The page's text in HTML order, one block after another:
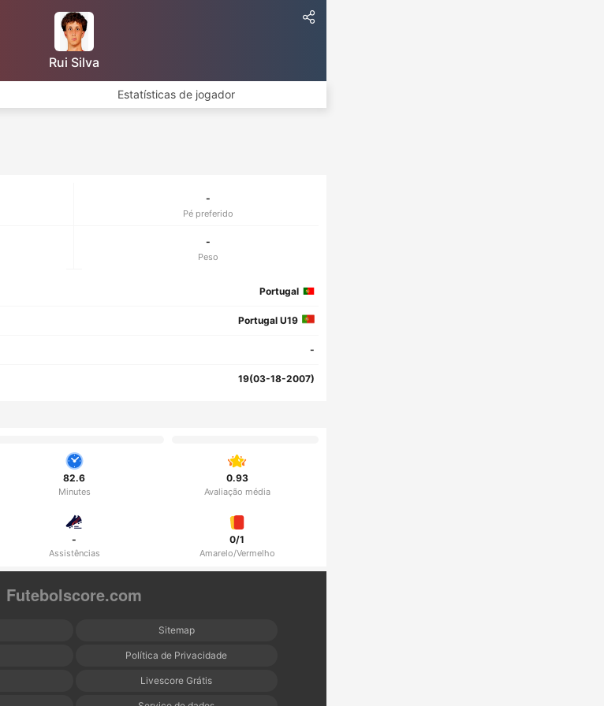
Rui Silva
Estatísticas de jogador
-
Pé preferido
-
Peso
Portugal
Portugal U19
-
19(03-18-2007)
82.6
Minutes
0.93
Avaliação média
-
Assistências
0/1
Amarelo/Vermelho
Futebolscore.com
Sitemap
Política de Privacidade
Livescore Grátis